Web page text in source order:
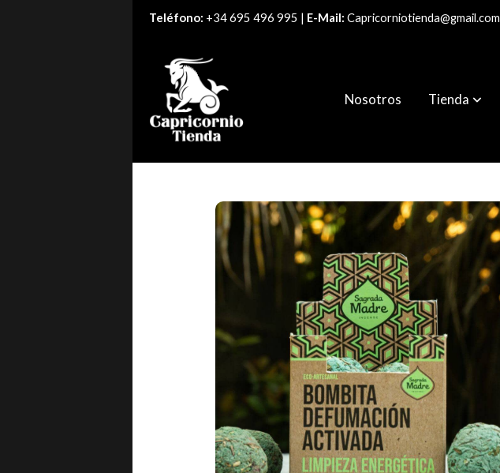
Teléfono: +34 695 496 995 | E-Mail: Capricorniotienda@gmail.com
Nosotros Tienda